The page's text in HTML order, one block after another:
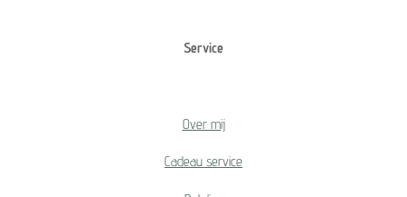
Service
Over mij
Cadeau service